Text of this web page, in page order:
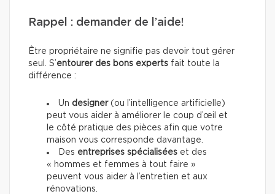
Rappel : demander de l’aide!
Être propriétaire ne signifie pas devoir tout gérer
seul. S’entourer des bons experts fait toute la
différence :
Un designer(ou l’intelligence artificielle)
peut vous aider à améliorer le coup d’œil et
le côté pratique des pièces afin que votre
maison vous corresponde davantage.
Des entreprises spécialisées et des
« hommes et femmes à tout faire »
peuvent vous aider à l’entretien et aux
rénovations.